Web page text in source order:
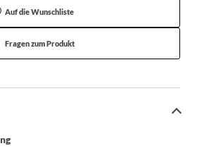
Auf die Wunschliste
Fragen zum Produkt